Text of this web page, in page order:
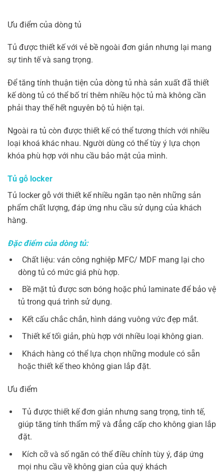
Ưu điểm của dòng tủ
Tủ được thiết kế với vẻ bề ngoài đơn giản nhưng lại mang
sự tinh tế và sang trọng.
Để tăng tính thuận tiện của dòng tủ nhà sản xuất đã thiết
kế dòng tủ có thể bố trí thêm nhiều hộc tủ mà không cần
phải thay thế hết nguyên bộ tủ hiện tại.
Ngoài ra tủ còn được thiết kế có thể tương thích với nhiều
loại khoá khác nhau. Người dùng có thể tùy ý lựa chọn
khóa phù hợp với nhu cầu bảo mật của mình.
Tủ gỗ locker
Tủ locker gỗ với thiết kế nhiều ngăn tạo nên những sản
phẩm chất lượng, đáp ứng nhu cầu sử dụng của khách
hàng.
Đặc điểm của dòng tủ:
Chất liệu: ván công nghiệp MFC/ MDF mang lại cho
dòng tủ có mức giá phù hợp.
Bề mặt tủ được sơn bóng hoặc phủ laminate để bảo vệ
tủ trong quá trình sử dụng.
Kết cấu chắc chắn, hình dáng vuông vức đẹp mắt.
Thiết kế tối giản, phù hợp với nhiều loại không gian.
Khách hàng có thể lựa chọn những module có sẵn
hoặc thiết kế theo không gian lắp đặt.
Ưu điểm
Tủ được thiết kế đơn giản nhưng sang trọng, tinh tế,
giúp tăng tính thẩm mỹ và đẳng cấp cho không gian lắp
đặt.
Kích cỡ và số ngăn có thể điều chỉnh tùy ý, đáp ứng
mọi nhu cầu về không gian của quý khách